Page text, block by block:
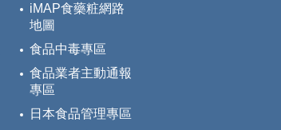
iMAP食藥粧網路
地圖
食品中毒專區
食品業者主動通報
專區
日本食品管理專區